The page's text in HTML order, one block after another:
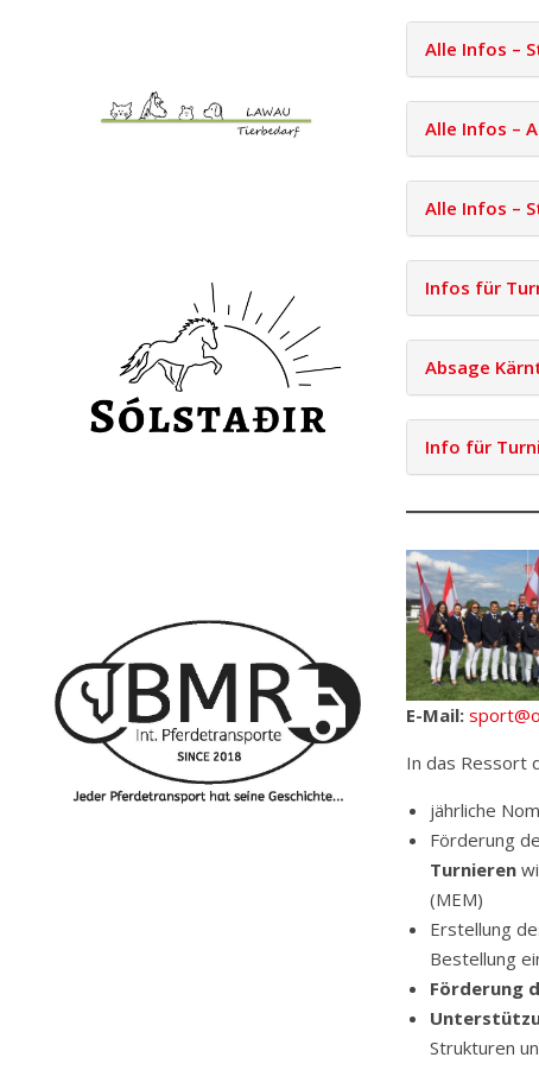
Alle Infos –
Alle Infos –
Alle Infos –
Infos für
Absage
Info für
E-Mail:
In das Ressort
jährliche
Förderung
Turnieren
(MEM)
Erstellung
Bestellung
Förderung
Strukturen